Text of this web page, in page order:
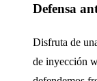
Defensa
Disfruta de
de inyección